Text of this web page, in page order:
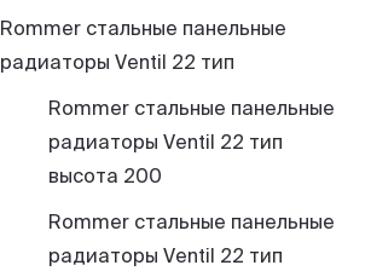
Rommer стальные панельные
радиаторы Ventil 22 тип
Rommer стальные панельные
радиаторы Ventil 22 тип
высота 200
Rommer стальные панельные
радиаторы Ventil 22 тип